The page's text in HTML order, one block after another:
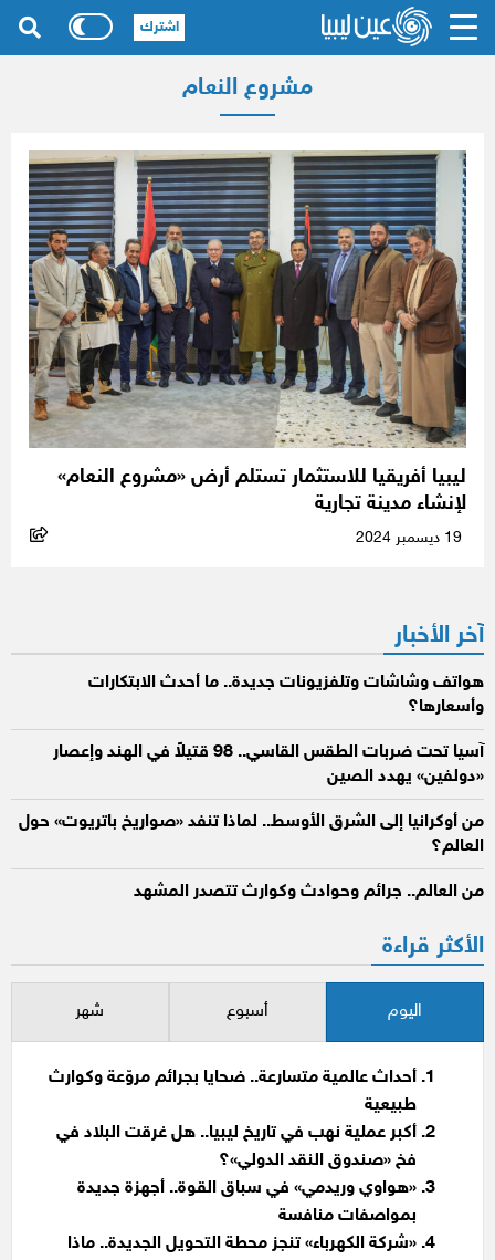
مشروع النعام
ليبيا أفريقيا للاستثمار تستلم أرض «مشروع النعام»
لإنشاء مدينة تجارية
آخر الأخبار
هواتف وشاشات وتلفزيونات جديدة.. ما أحدث الابتكارات
وأسعارها؟
آسيا تحت ضربات الطقس القاسي.. 98 قتيلاً في الهند وإعصار
«دولفين» يهدد الصين
من أوكرانيا إلى الشرق الأوسط.. لماذا تنفد «صواريخ باتريوت» حول
العالم؟
من العالم.. جرائم وحوادث وكوارث تتصدر المشهد
الأكثر قراءة
اليوم أسبوع شهر
أحداث عالمية متسارعة.. ضحايا بجرائم مروّعة وكوارث
طبيعية
أكبر عملية نهب في تاريخ ليبيا.. هل غرقت البلاد في
فخ «صندوق النقد الدولي»؟
«هواوي وريدمي» في سباق القوة.. أجهزة جديدة
بمواصفات منافسة
«شركة الكهرباء» تنجز محطة التحويل الجديدة.. ماذا
اشترك